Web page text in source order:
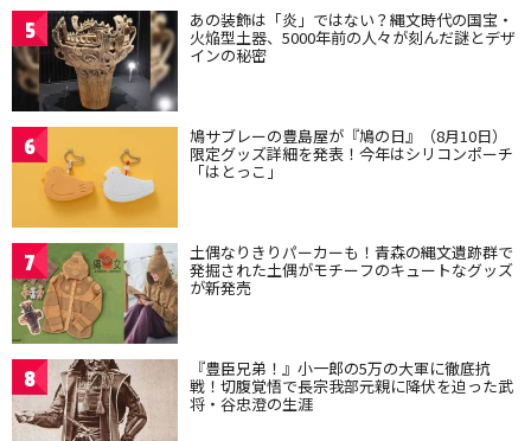
5 あの装飾は「炎」ではない？縄文時代の国宝・
火焔型土器、5000年前の人々が刻んだ謎とデザ
インの秘密
6 鳩サブレーの豊島屋が『鳩の日』（8月10日）
限定グッズ詳細を発表！今年はシリコンポーチ
「はとっこ」
7 土偶なりきりパーカーも！青森の縄文遺跡群で
発掘された土偶がモチーフのキュートなグッズ
が新発売
8 『豊臣兄弟！』小一郎の5万の大軍に徹底抗
戦！切腹覚悟で長宗我部元親に降伏を迫った武
将・谷忠澄の生涯